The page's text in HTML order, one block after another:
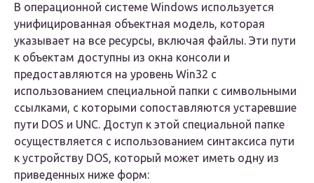
В операционной системе Windows используется
унифицированная объектная модель, которая
указывает на все ресурсы, включая файлы. Эти пути
к объектам доступны из окна консоли и
предоставляются на уровень Win32 с
использованием специальной папки с символьными
ссылками, с которыми сопоставляются устаревшие
пути DOS и UNC. Доступ к этой специальной папке
осуществляется с использованием синтаксиса пути
к устройству DOS, который может иметь одну из
приведенных ниже форм: